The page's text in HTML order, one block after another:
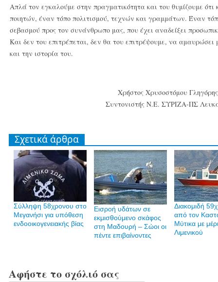
Απλά τον εγκαλούμε στην πραγματικότητα και του θυμίζουμε
ποιητών, έναν τόπο πολιτισμού, τεχνών και γραμμάτων. Έναν
σεβασμού προς τον συνάνθρωπο μας, που έχει αναδείξει
Και δεν του επιτρέπεται, δεν θα του επιτρέψουμε, να αμαυρώσει
και την ιστορία του.
Χρήστος Χρυσοστόμου Γληγόρης
Συντονιστής Ν.Ε. ΣΥΡΙΖΑ-ΠΣ
Σχετικά άρθρα
Σύλληψη 58χρονου στο
Μεγανήσι για υπόθεση
ενδοοικογενειακής βίας
Εισροή υδάτων σε
εκμισθούμενο σκάφος
στη Μαδουρή – Σώοι οι
πέντε επιβαίνοντες
Διακομιδή
από τον
Μύτικα με
Λιμενικού
Αφήστε το σχόλιό σας